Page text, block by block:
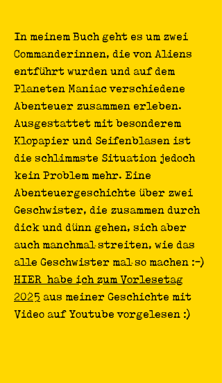
In meinem Buch geht es um zwei
Commanderinnen, die von Aliens
entführt wurden und auf dem
Planeten Maniac verschiedene
Abenteuer zusammen erleben.
Ausgestattet mit besonderem
Klopapier und Seifenblasen ist
die schlimmste Situation jedoch
kein Problem mehr. Eine
Abenteuergeschichte über zwei
Geschwister, die zusammen durch
dick und dünn gehen, sich aber
auch manchmal streiten, wie das
alle Geschwister mal so machen :-)
HIER habe ich zum Vorlesetag
2025 aus meiner Geschichte mit
Video auf Youtube vorgelesen :)